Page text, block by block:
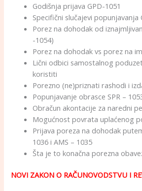
Godišnja prijava GPD-1051
Specifični slučajevi popunjavanja
Porez na dohodak od
-1054)
Porez na dohodak vs porez na
Lični odbici samostalnog
koristiti
Porezno (ne)priznati rashodi i
Popunjavanje obrasce SPR –
Obračun akontacije za naredni
Mogućnost povrata uplaćenog
Prijava poreza na dohodak
1036 i AMS – 1035
Šta je to konačna porezna
NOVI ZAKON O RAČUNOVODSTVU I